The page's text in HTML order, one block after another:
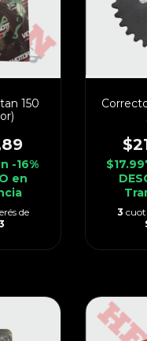
150
-16%
en
de
3